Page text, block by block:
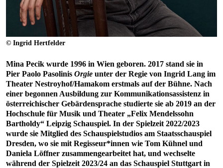
© Ingrid Hertfelder
Mina Pecik wurde 1996 in Wien geboren. 2017 stand sie in
Pier Paolo Pasolinis Orgie unter der Regie von Ingrid Lang im
Theater Nestroyhof/Hamakom erstmals auf der Bühne. Nach
einer begonnen Ausbildung zur Kommunikationsassistenz in
österreichischer Gebärdensprache studierte sie ab 2019 an der
Hochschule für Musik und Theater „Felix Mendelssohn
Bartholdy“ Leipzig Schauspiel. In der Spielzeit 2022/2023
wurde sie Mitglied des Schauspielstudios am Staatsschauspiel
Dresden, wo sie mit Regisseur*innen wie Tom Kühnel und
Daniela Löffner zusammengearbeitet hat, und wechselte
während der Spielzeit 2023/24 an das Schauspiel Stuttgart in